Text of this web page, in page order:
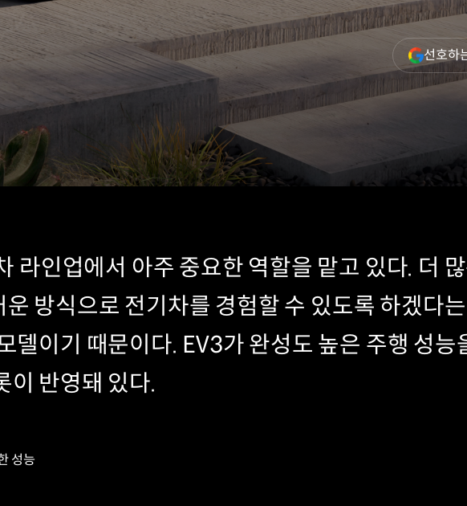
선호하
라인업에서 아주 중요한 역할을 맡고 있다. 더
방식으로 전기차를 경험할 수 있도록 하겠다
델이기 때문이다. EV3가 완성도 높은 주행 성능
이 반영돼 있다.
성능